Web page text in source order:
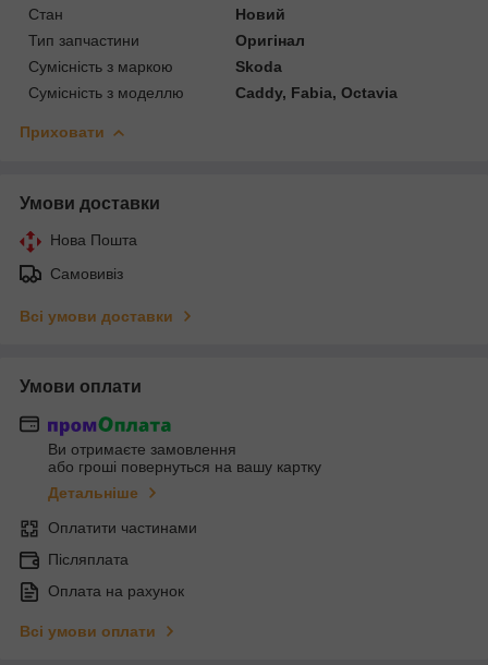
Стан
Новий
Тип запчастини
Оригінал
Сумісність з маркою
Skoda
Сумісність з моделлю
Caddy, Fabia, Octavia
Приховати
Умови доставки
Нова Пошта
Самовивіз
Всі умови доставки
Умови оплати
Ви отримаєте замовлення
або гроші повернуться на вашу картку
Детальніше
Оплатити частинами
Післяплата
Оплата на рахунок
Всі умови оплати